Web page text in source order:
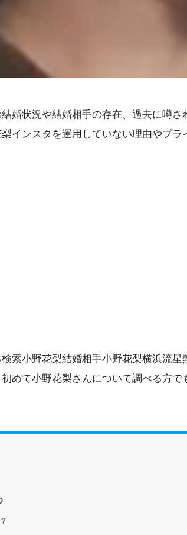
婚状況や結婚相手の存在、過去に噂
インスタを運用していない理由やプ
索小野花梨結婚相手小野花梨横浜流
めて小野花梨さんについて調べる方